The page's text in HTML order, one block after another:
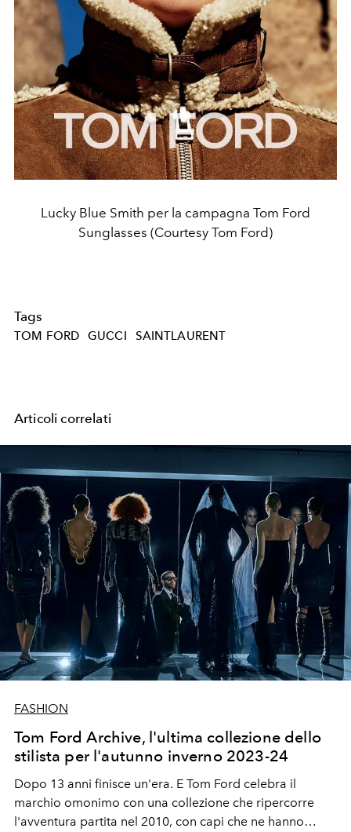
Lucky Blue Smith per la campagna Tom Ford
Sunglasses (Courtesy Tom Ford)
Tags
TOM FORD GUCCI SAINTLAURENT
Articoli correlati
FASHION
Tom Ford Archive, l'ultima collezione dello
stilista per l'autunno inverno 2023-24
Dopo 13 anni finisce un'era. E Tom Ford celebra il
marchio omonimo con una collezione che ripercorre
l'avventura partita nel 2010, con capi che ne hanno